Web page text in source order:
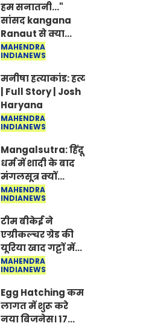
हम सनातनी..."
सांसद kangana
Ranaut से क्या
बोली लड़की? Viral
Jantar-Mantar |
CJP protest
MAHENDRA
INDIANEWS
मनीषा हत्याकांड: हत्या, आत्महत्या या
| Full Story | Josh
Haryana
MAHENDRA
INDIANEWS
Mangalsutra: हिंदू
धर्म में शादी के बाद
मंगलसूत्र क्यों
पहनती है महिलाएं,
किसने शुरु की ये
परंपरा
MAHENDRA
INDIANEWS
टीम बीकेई ने
एग्रीकल्चर ग्रेड की
यूरिया खाद गट्टों में
बदलकर टेक्निकल
ग्रेड में बेचने वालों पर
करवाई कार्रवाई:
लखविंदर सिंह
औलख
MAHENDRA
INDIANEWS
Egg Hatching कम
लागत में शुरू करे
नया बिजनेस। 17